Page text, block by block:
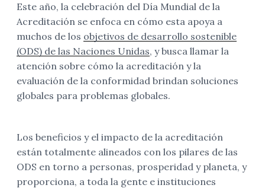
Este año, la celebración del Día Mundial de la
Acreditación se enfoca en cómo esta apoya a
muchos de los objetivos de desarrollo sostenible
(ODS) de las Naciones Unidas, y busca llamar la
atención sobre cómo la acreditación y la
evaluación de la conformidad brindan soluciones
globales para problemas globales.
Los beneficios y el impacto de la acreditación
están totalmente alineados con los pilares de las
ODS en torno a personas, prosperidad y planeta, y
proporciona, a toda la gente e instituciones